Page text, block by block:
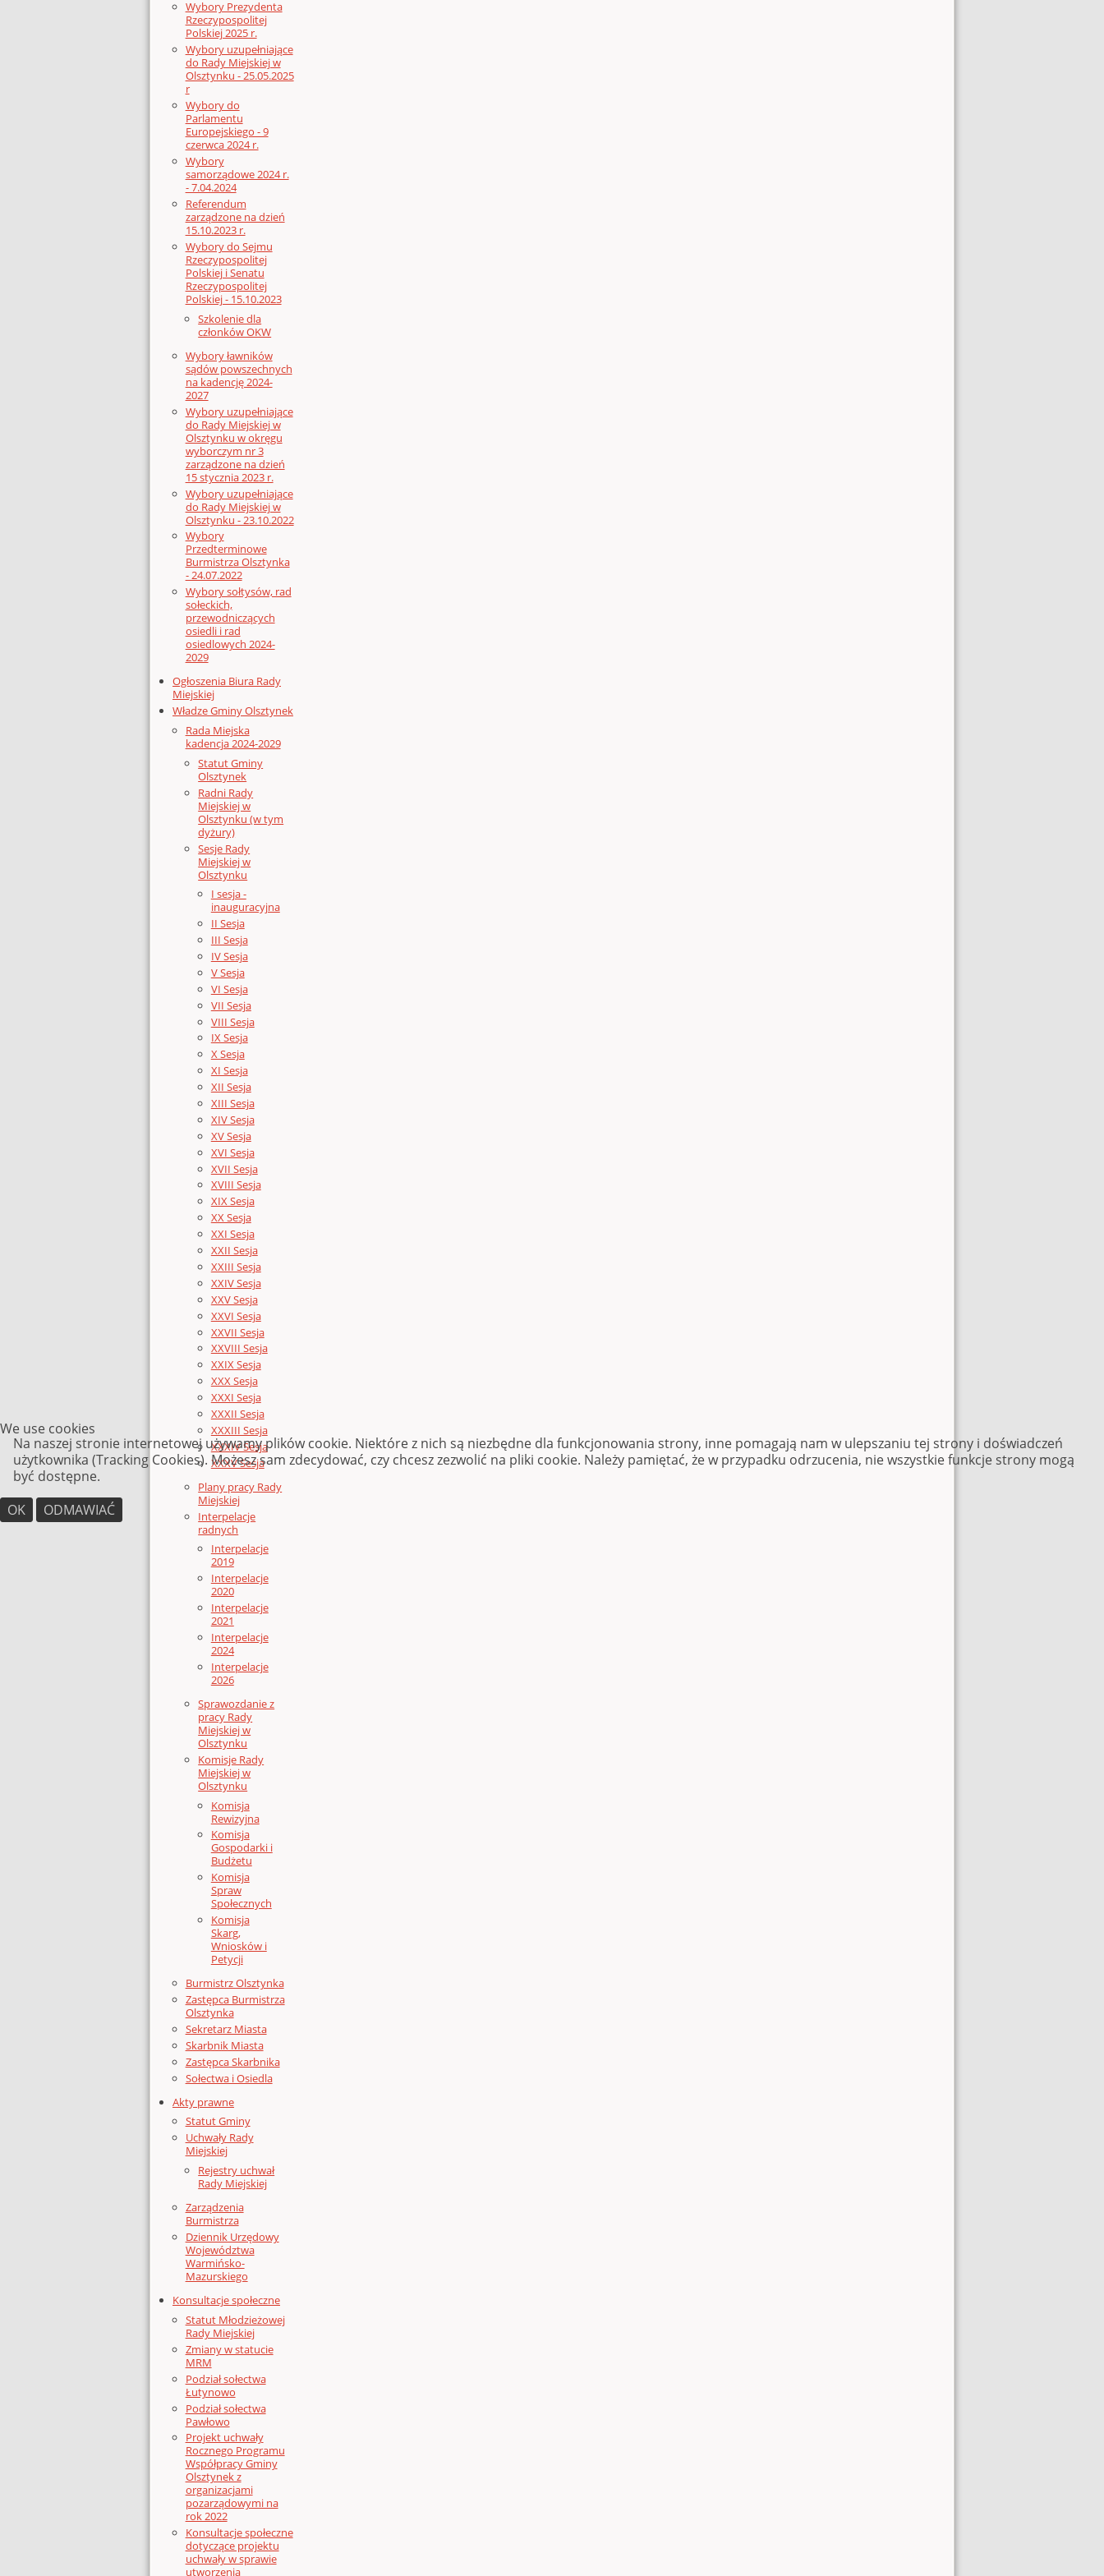
Wybory Prezydenta
Rzeczypospolitej
Polskiej 2025 r.
Wybory uzupełniające
do Rady Miejskiej w
Olsztynku - 25.05.2025
r
Wybory do
Parlamentu
Europejskiego - 9
czerwca 2024 r.
Wybory
samorządowe 2024 r.
- 7.04.2024
Referendum
zarządzone na dzień
15.10.2023 r.
Wybory do Sejmu
Rzeczypospolitej
Polskiej i Senatu
Rzeczypospolitej
Polskiej - 15.10.2023
Szkolenie dla
członków OKW
Wybory ławników
sądów powszechnych
na kadencję 2024-
2027
Wybory uzupełniające
do Rady Miejskiej w
Olsztynku w okręgu
wyborczym nr 3
zarządzone na dzień
15 stycznia 2023 r.
Wybory uzupełniające
do Rady Miejskiej w
Olsztynku - 23.10.2022
Wybory
Przedterminowe
Burmistrza Olsztynka
- 24.07.2022
Wybory sołtysów, rad
sołeckich,
przewodniczących
osiedli i rad
osiedlowych 2024-
2029
Ogłoszenia Biura Rady
Miejskiej
Władze Gminy Olsztynek
Rada Miejska
kadencja 2024-2029
Statut Gminy
Olsztynek
Radni Rady
Miejskiej w
Olsztynku (w tym
dyżury)
Sesje Rady
Miejskiej w
Olsztynku
I sesja -
inauguracyjna
II Sesja
III Sesja
IV Sesja
V Sesja
VI Sesja
VII Sesja
VIII Sesja
IX Sesja
X Sesja
XI Sesja
XII Sesja
XIII Sesja
XIV Sesja
XV Sesja
XVI Sesja
XVII Sesja
XVIII Sesja
XIX Sesja
XX Sesja
XXI Sesja
XXII Sesja
XXIII Sesja
XXIV Sesja
XXV Sesja
XXVI Sesja
XXVII Sesja
XXVIII Sesja
XXIX Sesja
XXX Sesja
XXXI Sesja
XXXII Sesja
XXXIII Sesja
XXXIV Sesja
XXXV Sesja
Plany pracy Rady
Miejskiej
Interpelacje
radnych
Interpelacje
2019
Interpelacje
2020
Interpelacje
2021
Interpelacje
2024
Interpelacje
2026
Sprawozdanie z
pracy Rady
Miejskiej w
Olsztynku
Komisje Rady
Miejskiej w
Olsztynku
Komisja
Rewizyjna
Komisja
Gospodarki i
Budżetu
Komisja
Spraw
Społecznych
Komisja
Skarg,
Wniosków i
Petycji
Burmistrz Olsztynka
Zastępca Burmistrza
Olsztynka
Sekretarz Miasta
Skarbnik Miasta
Zastępca Skarbnika
Sołectwa i Osiedla
Akty prawne
Statut Gminy
Uchwały Rady
Miejskiej
Rejestry uchwał
Rady Miejskiej
Zarządzenia
Burmistrza
Dziennik Urzędowy
Województwa
Warmińsko-
Mazurskiego
Konsultacje społeczne
Statut Młodzieżowej
Rady Miejskiej
Zmiany w statucie
MRM
Podział sołectwa
Łutynowo
Podział sołectwa
Pawłowo
Projekt uchwały
Rocznego Programu
Współpracy Gminy
Olsztynek z
organizacjami
pozarządowymi na
rok 2022
Konsultacje społeczne
dotyczące projektu
uchwały w sprawie
utworzenia
We use cookies
Na naszej stronie internetowej używamy plików cookie. Niektóre z nich są niezbędne dla funkcjonowania strony, inne pomagają nam w ulepszaniu tej strony i doświadczeń
użytkownika (Tracking Cookies). Możesz sam zdecydować, czy chcesz zezwolić na pliki cookie. Należy pamiętać, że w przypadku odrzucenia, nie wszystkie funkcje strony mogą
być dostępne.
OK
ODMAWIAĆ